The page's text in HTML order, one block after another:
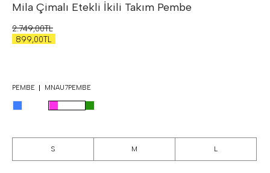
Mila Çimalı Etekli İkili Takım Pembe
2.749,00TL
899,00TL
PEMBE MNAU7PEMBE
S M L